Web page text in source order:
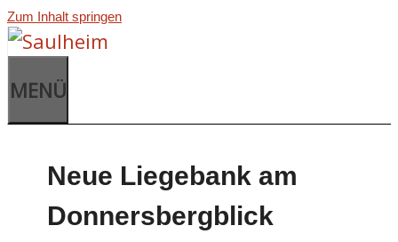
Zum Inhalt springen
MENÜ
Neue Liegebank am
Donnersbergblick